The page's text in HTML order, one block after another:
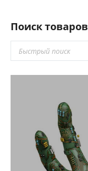
Поиск товаров
товаров